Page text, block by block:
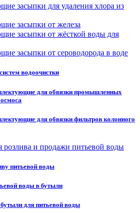
засыпки для удаления хлора из
засыпки от железа
засыпки от жёсткой воды для
засыпки от сероводорода в воде
водоочистки
для обвязки промышленных
для обвязки фильтров колонного
розлива и продажи питьевой воды
питьевой воды
воды в бутыли
для питьевой воды